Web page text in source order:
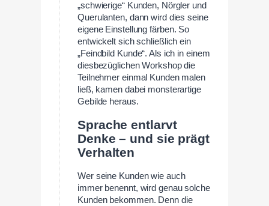
„schwierige“ Kunden, Nörgler und
Querulanten, dann wird dies seine
eigene Einstellung färben. So
entwickelt sich schließlich ein
„Feindbild Kunde“. Als ich in einem
diesbezüglichen Workshop die
Teilnehmer einmal Kunden malen
ließ, kamen dabei monsterartige
Gebilde heraus.
Sprache entlarvt
Denke – und sie prägt
Verhalten
Wer seine Kunden wie auch
immer benennt, wird genau solche
Kunden bekommen. Denn die